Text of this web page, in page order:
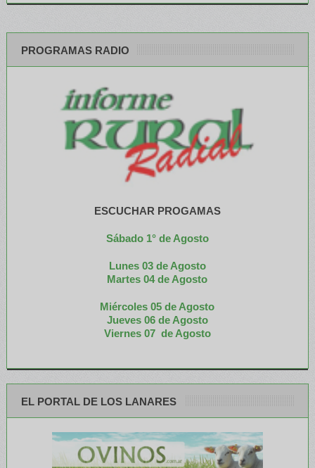
PROGRAMAS RADIO
ESCUCHAR PROGAMAS
Sábado 1° de Agosto
Lunes 03 de Agosto
Martes 04 de Agosto
Miércoles 05 de Agosto
Jueves 06 de Agosto
Viernes 07 de Agosto
EL PORTAL DE LOS LANARES